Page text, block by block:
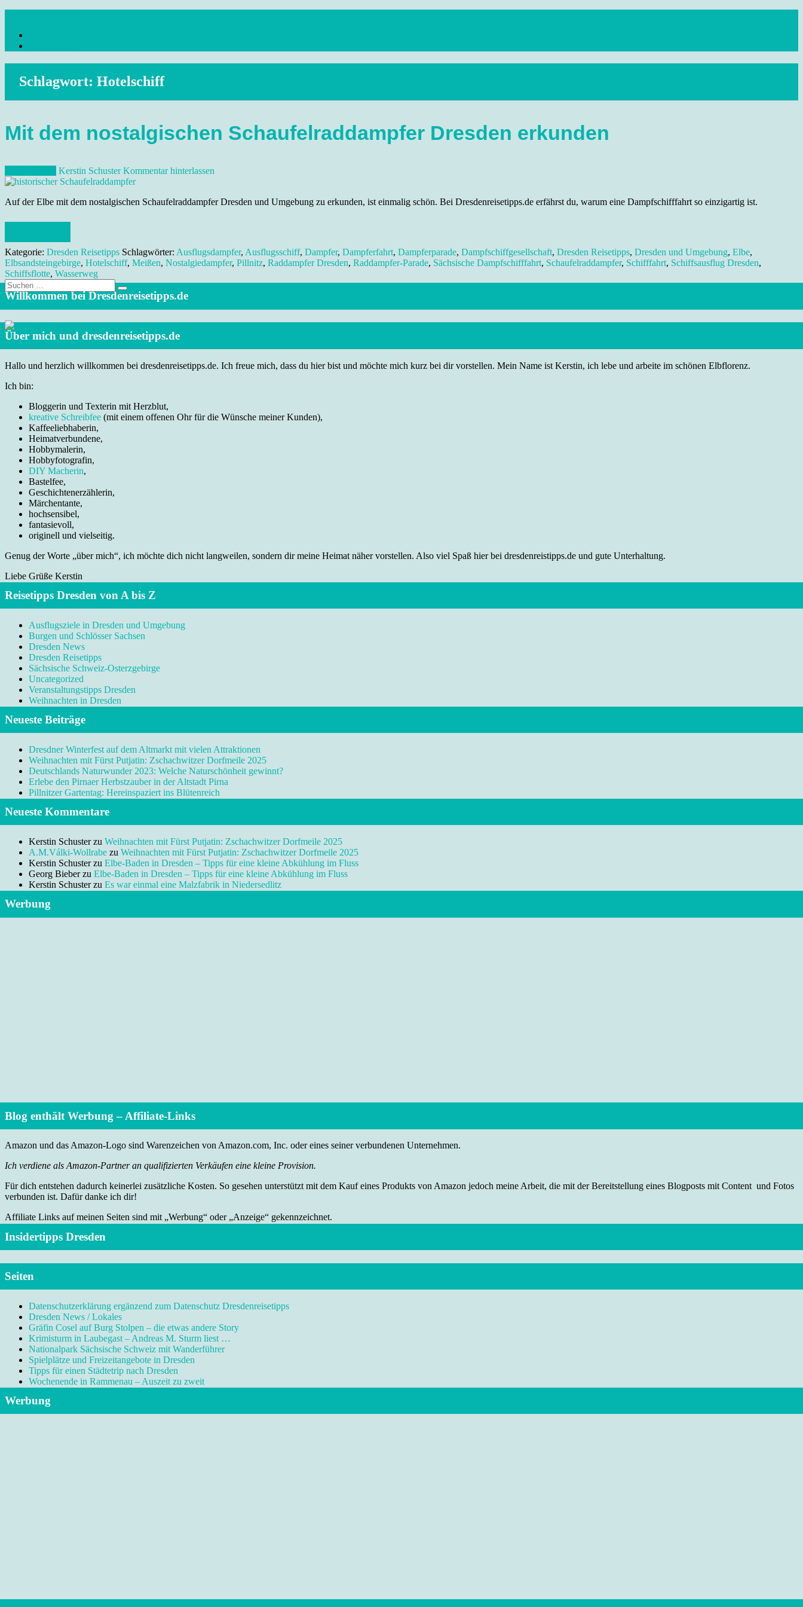
content
Reisetipps Dresden, Sehenswürdigkeiten, Ausflugsziele Sachsen, Veranstaltungen, Wandern, Kunst und Kultur im schönen Elbflorenz..
Schlagwort: Hotelschiff
Mit dem nostalgischen Schaufelraddampfer Dresden erkunden
Kerstin Schuster Kommentar hinterlassen
Auf der Elbe mit dem nostalgischen Schaufelraddampfer Dresden und Umgebung zu erkunden, ist einmalig schön. Bei Dresdenreisetipps.de erfährst du, warum eine Dampfschifffahrt so einzigartig ist.
Kategorie: Dresden Reisetipps Schlagwörter: Ausflugsdampfer, Ausflugsschiff, Dampfer, Dampferfahrt, Dampferparade, Dampfschiffgesellschaft, Dresden Reisetipps, Dresden und Umgebung, Elbe,
Elbsandsteingebirge, Hotelschiff, Meißen, Nostalgiedampfer, Pillnitz, Raddampfer Dresden, Raddampfer-Parade, Sächsische Dampfschifffahrt, Schaufelraddampfer, Schifffahrt, Schiffsausflug Dresden,
Schiffsflotte, Wasserweg
Suche
nach:
Willkommen bei Dresdenreisetipps.de
Über mich und dresdenreisetipps.de
Hallo und herzlich willkommen bei dresdenreisetipps.de. Ich freue mich, dass du hier bist und möchte mich kurz bei dir vorstellen. Mein Name ist Kerstin, ich lebe und arbeite im schönen Elbflorenz.
Ich bin:
Bloggerin und Texterin mit Herzblut,
kreative Schreibfee (mit einem offenen Ohr für die Wünsche meiner Kunden),
Kaffeeliebhaberin,
Heimatverbundene,
Hobbymalerin,
Hobbyfotografin,
DIY Macherin,
Bastelfee,
Geschichtenerzählerin,
Märchentante,
hochsensibel,
fantasievoll,
originell und vielseitig.
Genug der Worte „über mich“, ich möchte dich nicht langweilen, sondern dir meine Heimat näher vorstellen. Also viel Spaß hier bei dresdenreistipps.de und gute Unterhaltung.
Liebe Grüße Kerstin
Reisetipps Dresden von A bis Z
Ausflugsziele in Dresden und Umgebung
Burgen und Schlösser Sachsen
Dresden News
Dresden Reisetipps
Sächsische Schweiz-Osterzgebirge
Uncategorized
Veranstaltungstipps Dresden
Weihnachten in Dresden
Neueste Beiträge
Dresdner Winterfest auf dem Altmarkt mit vielen Attraktionen
Weihnachten mit Fürst Putjatin: Zschachwitzer Dorfmeile 2025
Deutschlands Naturwunder 2023: Welche Naturschönheit gewinnt?
Erlebe den Pirnaer Herbstzauber in der Altstadt Pirna
Pillnitzer Gartentag: Hereinspaziert ins Blütenreich
Neueste Kommentare
Kerstin Schusterzu Weihnachten mit Fürst Putjatin: Zschachwitzer Dorfmeile 2025
A.M.Válki-Wollrabe zu Weihnachten mit Fürst Putjatin: Zschachwitzer Dorfmeile 2025
Kerstin Schusterzu Elbe-Baden in Dresden – Tipps für eine kleine Abkühlung im Fluss
Georg Bieberzu Elbe-Baden in Dresden – Tipps für eine kleine Abkühlung im Fluss
Kerstin Schusterzu Es war einmal eine Malzfabrik in Niedersedlitz
Werbung
Blog enthält Werbung – Affiliate-Links
Amazon und das Amazon-Logo sind Warenzeichen von Amazon.com, Inc. oder eines seiner verbundenen Unternehmen.
Ich verdiene als Amazon-Partner an qualifizierten Verkäufen eine kleine Provision.
Für dich entstehen dadurch keinerlei zusätzliche Kosten. So gesehen unterstützt mit dem Kauf eines Produkts von Amazon jedoch meine Arbeit, die mit der Bereitstellung eines Blogposts mit Content und Fotos
verbunden ist. Dafür danke ich dir!
Affiliate Links auf meinen Seiten sind mit „Werbung“ oder „Anzeige“ gekennzeichnet.
Insidertipps Dresden
Seiten
Datenschutzerklärung ergänzend zum Datenschutz Dresdenreisetipps
Dresden News / Lokales
Gräfin Cosel auf Burg Stolpen – die etwas andere Story
Krimisturm in Laubegast – Andreas M. Sturm liest …
Nationalpark Sächsische Schweiz mit Wanderführer
Spielplätze und Freizeitangebote in Dresden
Tipps für einen Städtetrip nach Dresden
Wochenende in Rammenau – Auszeit zu zweit
Werbung